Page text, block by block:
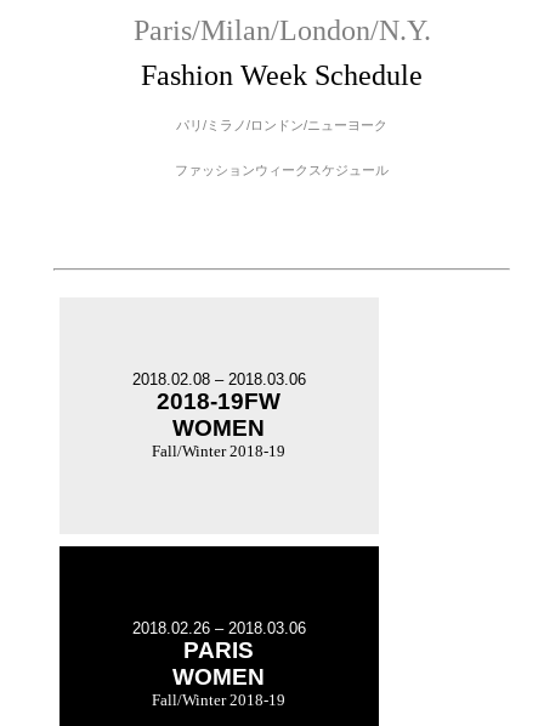
Paris/Milan/London/N.Y.
Fashion Week Schedule
パリ/ミラノ/ロンドン/ニューヨーク
ファッションウィークスケジュール
2018.02.08 – 2018.03.06
2018-19FW
WOMEN
Fall/Winter 2018-19
2018.02.26 – 2018.03.06
PARIS
WOMEN
Fall/Winter 2018-19